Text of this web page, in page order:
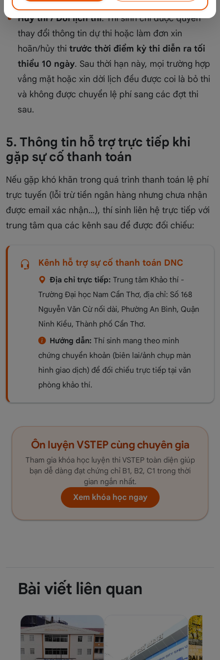
Hủy thi / Dời lịch thi: Thí sinh chỉ được quyền
thay đổi thông tin dự thi hoặc làm đơn xin
hoãn/hủy thi trước thời điểm kỳ thi diễn ra tối
thiểu 10 ngày. Sau thời hạn này, mọi trường hợp
vắng mặt hoặc xin dời lịch đều được coi là bỏ thi
và không được chuyển lệ phí sang các đợt thi
sau.
5. Thông tin hỗ trợ trực tiếp khi
gặp sự cố thanh toán
Nếu gặp khó khăn trong quá trình thanh toán lệ phí
trực tuyến (lỗi trừ tiền ngân hàng nhưng chưa nhận
được email xác nhận…), thí sinh liên hệ trực tiếp với
trung tâm qua các kênh sau để được đối chiếu:
Kênh hỗ trợ sự cố thanh toán DNC
Địa chỉ trực tiếp: Trung tâm Khảo thí -
Trường Đại học Nam Cần Thơ, địa chỉ: Số 168
Nguyễn Văn Cừ nối dài, Phường An Bình, Quận
Ninh Kiều, Thành phố Cần Thơ.
Hướng dẫn: Thí sinh mang theo minh
chứng chuyển khoản (biên lai/ảnh chụp màn
hình giao dịch) để đối chiếu trực tiếp tại văn
phòng khảo thí.
Ôn luyện VSTEP cùng chuyên gia
Tham gia khóa học luyện thi VSTEP toàn diện giúp
bạn dễ dàng đạt chứng chỉ B1, B2, C1 trong thời
gian ngắn nhất.
Xem khóa học ngay
Bài viết liên quan